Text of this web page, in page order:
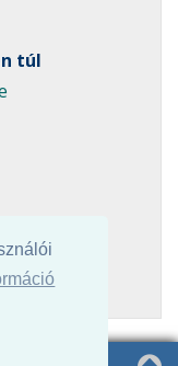
túl